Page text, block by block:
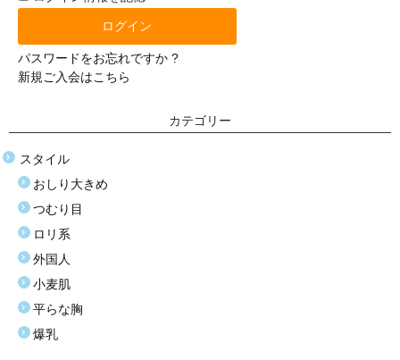
9万〜11万円
13万〜15万円
17万〜19万円
19万円以上
お買い得商品
お問い合わせ
パスワードをお忘れですか ?
新規ご入会はこちら
カテゴリー
スタイル
おしり大きめ
つむり目
ロリ系
外国人
小麦肌
平らな胸
爆乳